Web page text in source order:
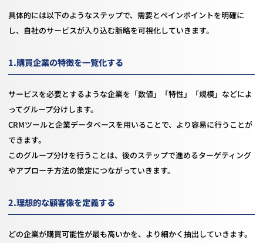
具体的には以下のようなステップで、需要とペインポイントを明確に
し、自社のサービスが入り込む脈略を可視化していきます。
1.購買企業の特徴を一覧化する
サービスを必要とするような企業を「数値」「特性」「規模」などによ
ってグループ分けします。
CRMツールと企業データベースを用いることで、より容易に行うことが
できます。
このグループ分けを行うことは、後のステップで進めるターゲティング
やアプローチ方法の策定につながっていきます。
2.理想的な顧客像を定義する
どの企業が購買可能性が最も高いかを、より細かく抽出していきます。